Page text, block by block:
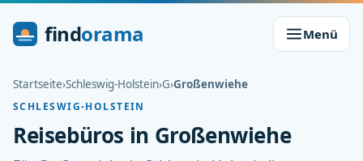
findorama Menü
Startseite›Schleswig-Holstein›G›Großenwiehe
SCHLESWIG-HOLSTEIN
Reisebüros in Großenwiehe